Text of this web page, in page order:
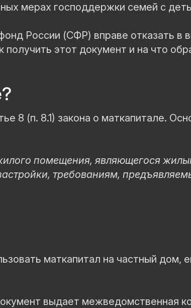
мерах господдержки семей с
России (СФР) вправе отказать в
этот документ и на что
8 (п. 8.1) закона о маткапитале.
жилого помещения, являющегося
требованиям,
маткапитал на частный дом,
выдает межведомственная